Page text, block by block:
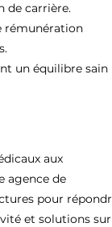
de carrière.
rémunération
un équilibre sain
aux
agence de
pour
et solutions sur